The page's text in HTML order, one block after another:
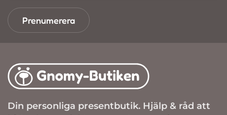
Prenumerera
Din personliga presentbutik. Hjälp & råd att